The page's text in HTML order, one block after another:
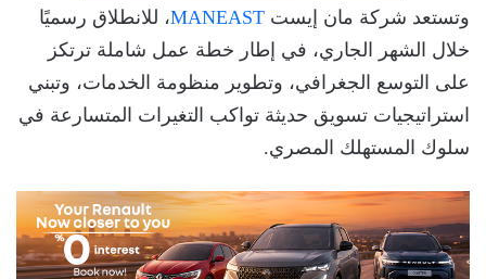
وتستعد شركة مان إيست MANEAST، للانطلاق رسميًا
خلال الشهر الجاري، في إطار خطة عمل شاملة ترتكز
على التوسع الجغرافي، وتطوير منظومة الخدمات، وتبني
استراتيجيات تسويق حديثة تواكب التغيرات المتسارعة في
سلوك المستهلك المصري.